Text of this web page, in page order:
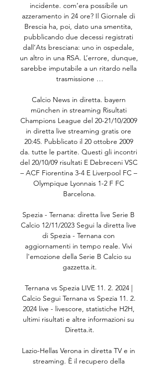
incidente. com’era possibile un
azzeramento in 24 ore? Il Giornale di
Brescia ha, poi, dato una smentita,
pubblicando due decessi registrati
dall’Ats bresciana: uno in ospedale,
un altro in una RSA. L’errore, dunque,
sarebbe imputabile a un ritardo nella
trasmissione …
Calcio News in diretta. bayern
münchen in streaming Risultati
Champions League del 20-21/10/2009
in diretta live streaming gratis ore
20:45. Pubblicato il 20 ottobre 2009
da. tutte le partite. Questi gli incontri
del 20/10/09 risultati E Debreceni VSC
– ACF Fiorentina 3-4 E Liverpool FC –
Olympique Lyonnais 1-2 F FC
Barcelona.
Spezia - Ternana: diretta live Serie B
Calcio 12/11/2023 Segui la diretta live
di Spezia - Ternana con
aggiornamenti in tempo reale. Vivi
l'emozione della Serie B Calcio su
gazzetta.it.
Ternana vs Spezia LIVE 11. 2. 2024 |
Calcio Segui Ternana vs Spezia 11. 2.
2024 live - livescore, statistiche H2H,
ultimi risultati e altre informazioni su
Diretta.it.
Lazio-Hellas Verona in diretta TV e in
streaming. È il recupero della